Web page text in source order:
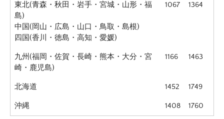
東北(青森・秋田・岩手・宮城・山形・福
島)
中国(岡山・広島・山口・鳥取・島根)
四国(香川・徳島・高知・愛媛)
1067 1364
九州(福岡・佐賀・長崎・熊本・大分・宮
崎・鹿児島)
1166 1463
北海道 1452 1749
沖縄 1408 1760